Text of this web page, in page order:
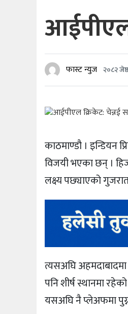
आईपीएल
फास्ट न्युज २०८२
काठमाण्डौ । इन्डियन
विजयी भएका छन् ।
लक्ष्य पछ्याएको
त्यसअघि
पनि शीर्ष स्थानमा
यसअघि नै प्लेअफमा